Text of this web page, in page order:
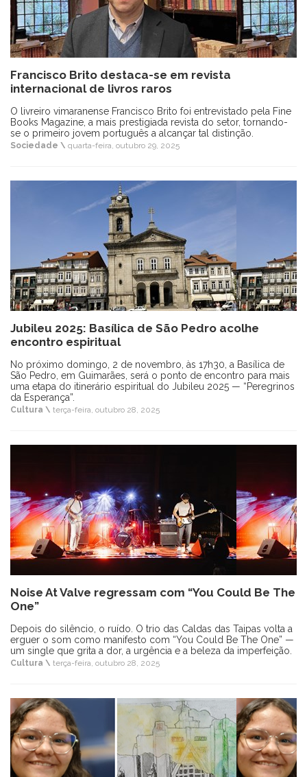
Francisco Brito destaca-se em revista
internacional de livros raros
O livreiro vimaranense Francisco Brito foi entrevistado pela Fine
Books Magazine, a mais prestigiada revista do setor, tornando-
se o primeiro jovem português a alcançar tal distinção.
Sociedade \ quarta-feira, outubro 29, 2025
Jubileu 2025: Basílica de São Pedro acolhe
encontro espiritual
No próximo domingo, 2 de novembro, às 17h30, a Basílica de
São Pedro, em Guimarães, será o ponto de encontro para mais
uma etapa do itinerário espiritual do Jubileu 2025 — “Peregrinos
da Esperança”.
Cultura \ terça-feira, outubro 28, 2025
Noise At Valve regressam com “You Could Be The
One”
Depois do silêncio, o ruído. O trio das Caldas das Taipas volta a
erguer o som como manifesto com “You Could Be The One” —
um single que grita a dor, a urgência e a beleza da imperfeição.
Cultura \ terça-feira, outubro 28, 2025